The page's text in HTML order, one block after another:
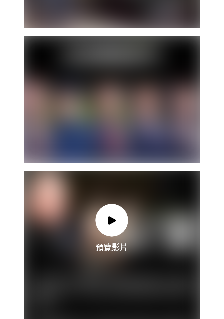
預覽影片
預覽影片